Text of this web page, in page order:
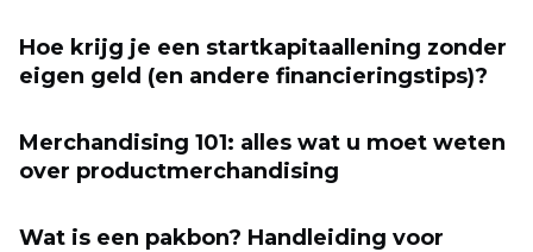
Hoe krijg je een startkapitaallening zonder
eigen geld (en andere financieringstips)?
Merchandising 101: alles wat u moet weten
over productmerchandising
Wat is een pakbon? Handleiding voor